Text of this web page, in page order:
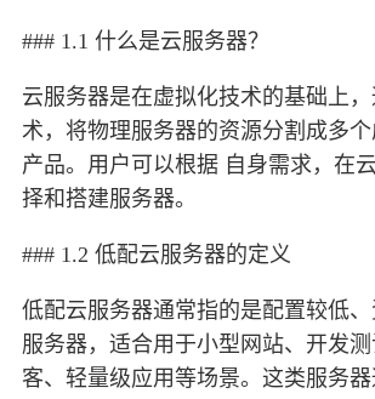
### 1.1 什么是云服务器？
云服务器是在虚拟化技术的基础上
术，将物理服务器的资源分割成多
产品。用户可以根据 自身需求，在
择和搭建服务器。
### 1.2 低配云服务器的定义
低配云服务器通常指的是配置较低
服务器，适合用于小型网站、开发
客、轻量级应用等场景。这类服务